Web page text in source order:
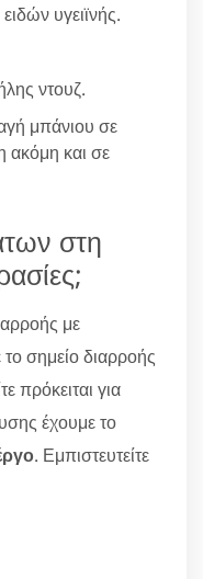
υγειϊνής.
ντουζ.
μπάνιου σε
ακόμη και σε
στη
με
σημείο διαρροής
πρόκειται για
έχουμε το
. Εμπιστευτείτε